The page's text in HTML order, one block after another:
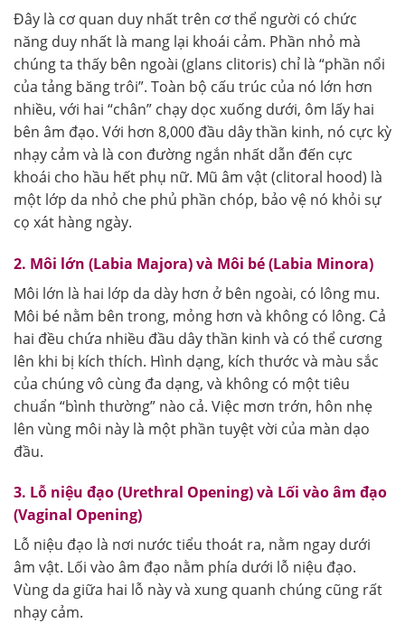
Đây là cơ quan duy nhất trên cơ thể người có chức
năng duy nhất là mang lại khoái cảm. Phần nhỏ mà
chúng ta thấy bên ngoài (glans clitoris) chỉ là “phần nổi
của tảng băng trôi”. Toàn bộ cấu trúc của nó lớn hơn
nhiều, với hai “chân” chạy dọc xuống dưới, ôm lấy hai
bên âm đạo. Với hơn 8,000 đầu dây thần kinh, nó cực kỳ
nhạy cảm và là con đường ngắn nhất dẫn đến cực
khoái cho hầu hết phụ nữ. Mũ âm vật (clitoral hood) là
một lớp da nhỏ che phủ phần chóp, bảo vệ nó khỏi sự
cọ xát hàng ngày.
2. Môi lớn (Labia Majora) và Môi bé (Labia Minora)
Môi lớn là hai lớp da dày hơn ở bên ngoài, có lông mu.
Môi bé nằm bên trong, mỏng hơn và không có lông. Cả
hai đều chứa nhiều đầu dây thần kinh và có thể cương
lên khi bị kích thích. Hình dạng, kích thước và màu sắc
của chúng vô cùng đa dạng, và không có một tiêu
chuẩn “bình thường” nào cả. Việc mơn trớn, hôn nhẹ
lên vùng môi này là một phần tuyệt vời của màn dạo
đầu.
3. Lỗ niệu đạo (Urethral Opening) và Lối vào âm đạo
(Vaginal Opening)
Lỗ niệu đạo là nơi nước tiểu thoát ra, nằm ngay dưới
âm vật. Lối vào âm đạo nằm phía dưới lỗ niệu đạo.
Vùng da giữa hai lỗ này và xung quanh chúng cũng rất
nhạy cảm.